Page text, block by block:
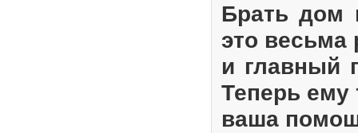
Брать дом
это весьма
и главный
Теперь ему
ваша